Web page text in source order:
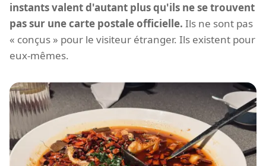
instants valent d'autant plus qu'ils ne se trouvent
pas sur une carte postale officielle. Ils ne sont pas
« conçus » pour le visiteur étranger. Ils existent pour
eux-mêmes.